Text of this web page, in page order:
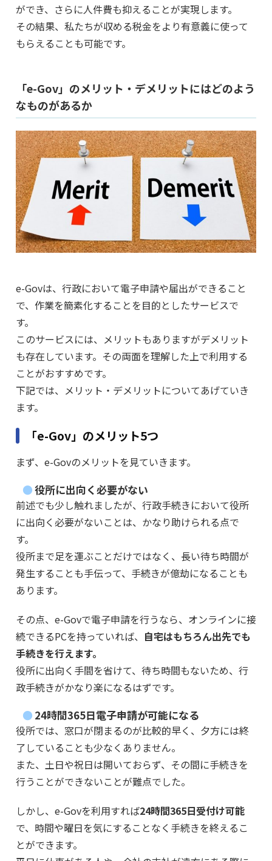
ができ、さらに人件費も抑えることが実現します。
その結果、私たちが収める税金をより有意義に使って
もらえることも可能です。
「e-Gov」のメリット・デメリットにはどのよう
なものがあるか
e-Govは、行政において電子申請や届出ができること
で、作業を簡素化することを目的としたサービスで
す。
このサービスには、メリットもありますがデメリット
も存在しています。その両面を理解した上で利用する
ことがおすすめです。
下記では、メリット・デメリットについてあげていき
ます。
「e-Gov」のメリット5つ
まず、e-Govのメリットを見ていきます。
役所に出向く必要がない
前述でも少し触れましたが、行政手続きにおいて役所
に出向く必要がないことは、かなり助けられる点で
す。
役所まで足を運ぶことだけではなく、長い待ち時間が
発生することも手伝って、手続きが億劫になることも
あります。
その点、e-Govで電子申請を行うなら、オンラインに接
続できるPCを持っていれば、 自宅はもちろん出先でも
手続きを行えます。
役所に出向く手間を省けて、待ち時間もないため、行
政手続きがかなり楽になるはずです。
24時間365日電子申請が可能になる
役所では、窓口が閉まるのが比較的早く、夕方には終
了していることも少なくありません。
また、土日や祝日は開いておらず、その間に手続きを
行うことができないことが難点でした。
しかし、e-Govを利用すれば24時間365日受付け可能
で、時間や曜日を気にすることなく手続きを終えるこ
とができます。